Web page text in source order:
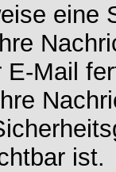
eine
E-Mail
ist.